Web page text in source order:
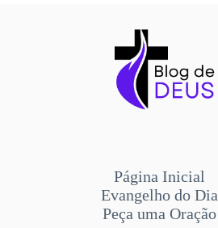
Página Inicial
Evangelho do Dia
Peça uma Oração